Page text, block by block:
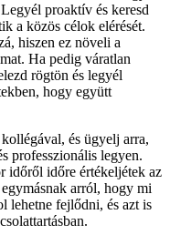
proaktív és keresd
a közös célok elérését.
hiszen ez növeli a
Ha pedig váratlan
rögtön és legyél
hogy együtt
és ügyelj arra,
professzionális legyen.
időről időre értékeljétek az
arról, hogy mi
lehetne fejlődni, és azt is